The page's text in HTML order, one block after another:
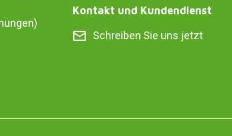
Kontakt und Kundendienst
Schreiben Sie uns jetzt